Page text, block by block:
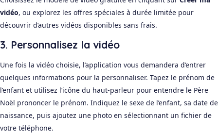
vidéo, ou explorez les offres spéciales à durée limitée pour
découvrir d’autres vidéos disponibles sans frais.
3. Personnalisez la vidéo
Une fois la vidéo choisie, l’application vous demandera d’entrer
quelques informations pour la personnaliser. Tapez le prénom de
l’enfant et utilisez l’icône du haut-parleur pour entendre le Père
Noël prononcer le prénom. Indiquez le sexe de l’enfant, sa date de
naissance, puis ajoutez une photo en sélectionnant un fichier de
votre téléphone.